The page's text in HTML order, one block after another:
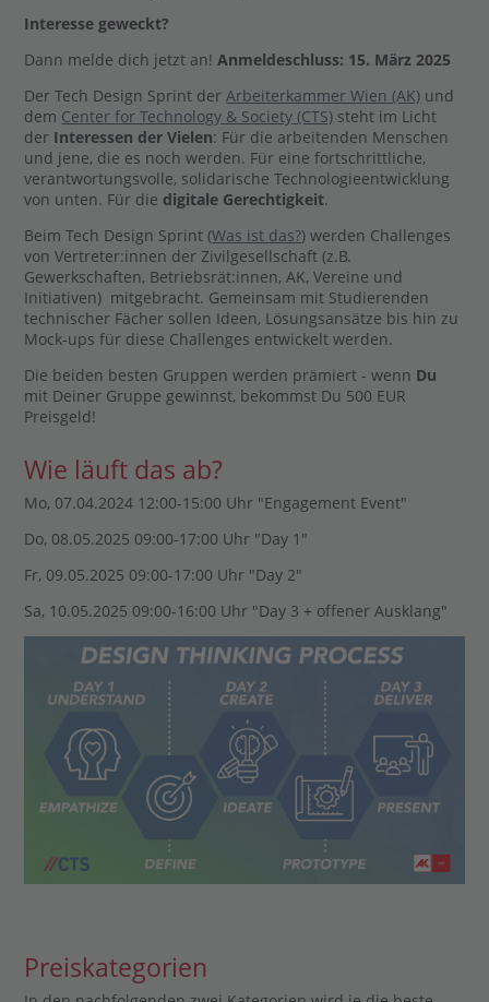
Interesse geweckt?
Dann melde dich jetzt an!Anmeldeschluss: 15. März 2025
Der Tech Design Sprint derArbeiterkammer Wien (AK) und
dem Center for Technology & Society (CTS) steht im Licht
der Interessen der Vielen: Für die arbeitenden Menschen
und jene, die es noch werden. Für eine fortschrittliche,
verantwortungsvolle, solidarische Technologieentwicklung
von unten. Für die digitale Gerechtigkeit.
Beim Tech Design Sprint (Was ist das?) werden Challenges
von Vertreter:innen der Zivilgesellschaft (z.B.
Gewerkschaften, Betriebsrät:innen, AK, Vereine und
Initiativen) mitgebracht. Gemeinsam mit Studierenden
technischer Fächer sollen Ideen, Lösungsansätze bis hin zu
Mock-ups für diese Challenges entwickelt werden.
Die beiden besten Gruppen werden prämiert - wenn Du
mit Deiner Gruppe gewinnst, bekommst Du 500 EUR
Preisgeld!
Wie läuft das ab?
Mo, 07.04.2024 12:00-15:00 Uhr "Engagement Event"
Do, 08.05.2025 09:00-17:00 Uhr "Day 1"
Fr, 09.05.2025 09:00-17:00 Uhr "Day 2"
Sa, 10.05.2025 09:00-16:00 Uhr "Day 3 + offener Ausklang"
Preiskategorien